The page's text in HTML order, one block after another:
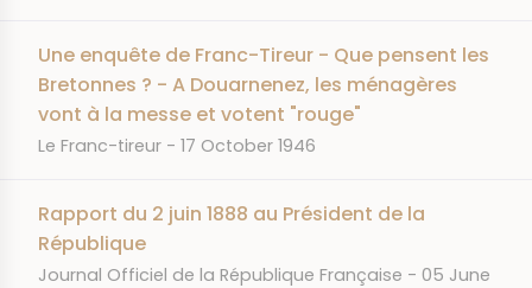
Une enquête de Franc-Tireur - Que pensent les
Bretonnes ? - A Douarnenez, les ménagères
vont à la messe et votent "rouge"
JOURNAL
Le Franc-tireur DATE
17 October 1946
Rapport du 2 juin 1888 au Président de la
République
JOURNAL
Journal Officiel de la République Française DATE
05 June